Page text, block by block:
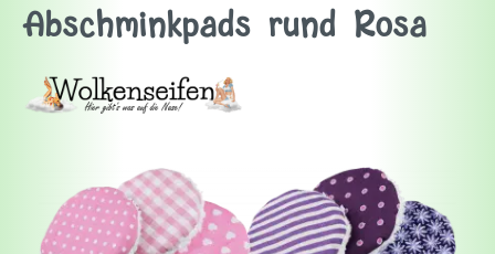
Abschminkpads rund Rosa